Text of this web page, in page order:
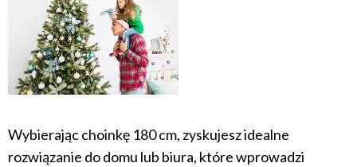
Wybierając choinkę 180 cm, zyskujesz idealne
rozwiązanie do domu lub biura, które wprowadzi